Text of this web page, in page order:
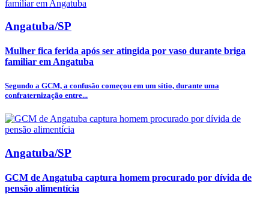
Angatuba/SP
Mulher fica ferida após ser atingida por vaso durante briga
familiar em Angatuba
Segundo a GCM, a confusão começou em um sítio, durante uma
confraternização entre...
Angatuba/SP
GCM de Angatuba captura homem procurado por dívida de
pensão alimentícia